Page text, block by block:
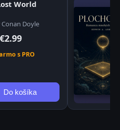
World
Doyle
€2.99
s PRO
Do košíka